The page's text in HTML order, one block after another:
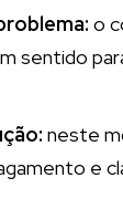
o
sentido
neste
e